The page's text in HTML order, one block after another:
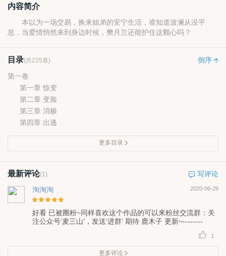
内容简介
本以为一场交易，换来姐弟的安宁生活，谁知道波澜从没平
息，当爱情悄然来到身边时候，樊月兰还能护住这颗心吗？
目录(共225章)
倒序
第一卷
第一章 惊变
第二章 变脸
第三章 消极
第四章 出逃
更多目录
最新评论(1)
写评论
淘淘淘
2020-06-29
好看 已被圈粉~同样喜欢这个作品的可以来粉丝交流群：关
注公众号‘麦三山’，发送‘进群’ 期待 鹿木子 更新~--------
1
更多评论